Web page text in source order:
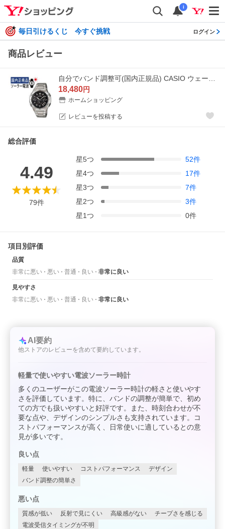
i
毎日引けるくじ 今すぐ挑戦 ログイン
商品レビュー
18,480円
ホームショッピング
レビューを投稿する
総合評価
4.49
79件
星5つ 52件
星4つ 17件
星3つ 7件
星2つ 3件
星1つ 0件
項目別評価
品質
非常に悪い
悪い 普通 良い 非常に良い
見やすさ
非常に悪い
悪い 普通 良い 非常に良い
AI要約
他ストアのレビューを含めて要約しています。
軽量で使いやすい電波ソーラー時計
多くのユーザーがこの電波ソーラー時計の軽さと使いやす
さを評価しています。特に、バンドの調整が簡単で、初め
ての方でも扱いやすいと好評です。また、時刻合わせが不
要な点や、デザインのシンプルさも支持されています。コ
ストパフォーマンスが高く、日常使いに適しているとの意
見が多いです。
良い点
軽量 使いやすい コストパフォーマンス
デザイン
バンド調整の簡単さ
悪い点
質感が低い 反射で見にくい 高級感がない
チープさを感じる
電波受信タイミングが不明